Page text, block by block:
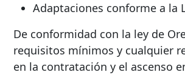
Adaptaciones conforme a la
De conformidad con la ley de
requisitos mínimos y cualquier
en la contratación y el ascenso